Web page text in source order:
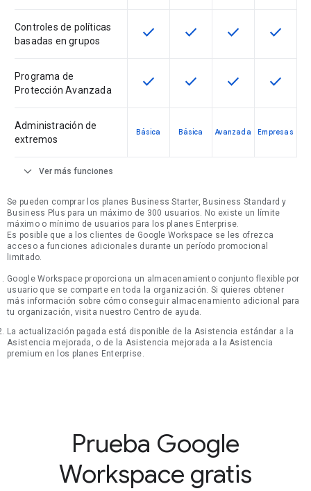
Controles de políticas
basadas en grupos
Esta función está disponible en
check Esta función está
check Esta función
check Esta
check
Programa de
Protección Avanzada
Esta función está disponible en
check Esta función está
check Esta función
check Esta
check
Administración de
extremos
Básica Básica Avanzada Empresas
expand_more Ver más funciones
Se pueden comprar los planes Business Starter, Business Standard y
Business Plus para un máximo de 300 usuarios. No existe un límite
máximo o mínimo de usuarios para los planes Enterprise.
Es posible que a los clientes de Google Workspace se les ofrezca
acceso a funciones adicionales durante un período promocional
limitado.
Google Workspace proporciona un almacenamiento conjunto flexible por
usuario que se comparte en toda la organización. Si quieres obtener
más información sobre cómo conseguir almacenamiento adicional para
tu organización, visita nuestro Centro de ayuda.
La actualización pagada está disponible de la Asistencia estándar a la
Asistencia mejorada, o de la Asistencia mejorada a la Asistencia
premium en los planes Enterprise.
Prueba Google
Workspace gratis